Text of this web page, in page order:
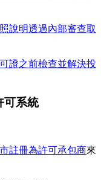
說明透過內部審查取
證之前檢查並解決投
可系統
註冊為許可承包商來